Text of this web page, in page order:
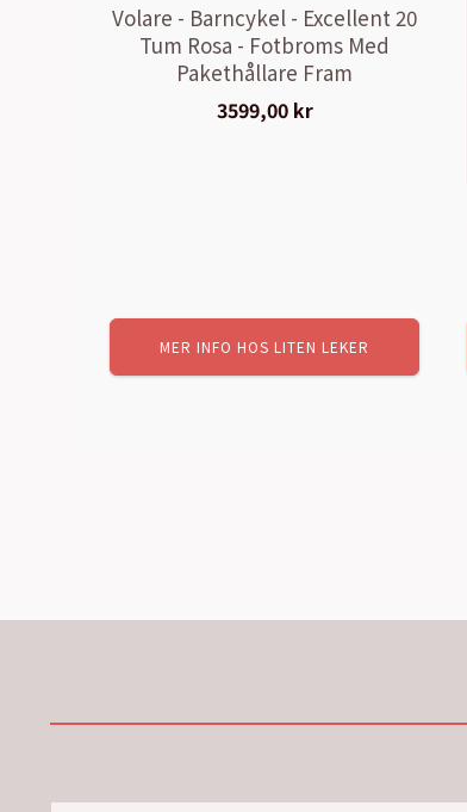
Volare - Barncykel - Excellent 20
Tum Rosa - Fotbroms Med
Pakethållare Fram
3599,00 kr
MER INFO HOS LITEN LEKER